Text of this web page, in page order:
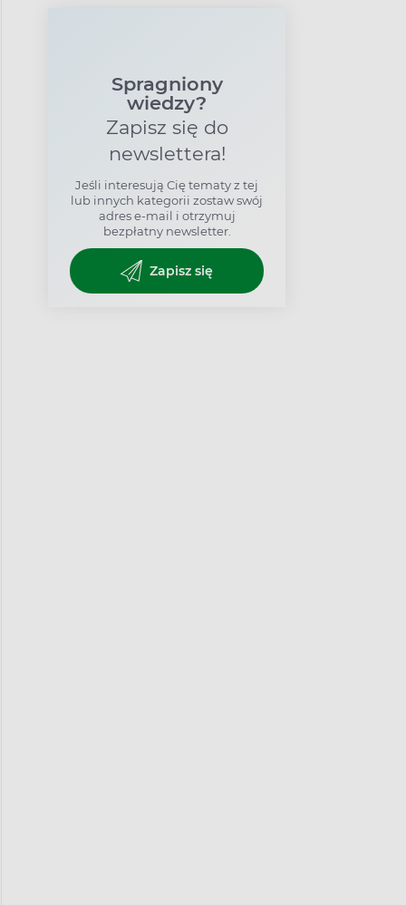
Spragniony
wiedzy?
Zapisz się do
newslettera!
Jeśli interesują Cię tematy z tej
lub innych kategorii zostaw swój
adres e-mail i otrzymuj
bezpłatny newsletter.
Zapisz się